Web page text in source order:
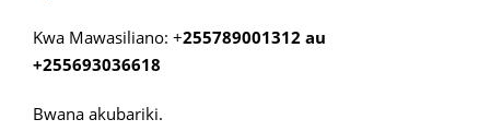
Kwa Mawasiliano: +255789001312 au
+255693036618
Bwana akubariki.